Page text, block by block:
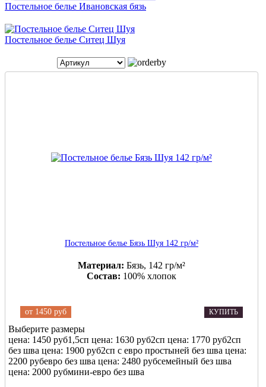
Постельное белье Ивановская бязь
Постельное белье Ситец Шуя
Постельное белье Бязь Шуя 142 гр/м²
Материал: Бязь, 142 гр/м²
Состав: 100% хлопок
от 1450 руб КУПИТЬ
Выберите размеры
цена: 1450 руб1,5сп цена: 1630 руб2сп цена: 1770 руб2сп
без шва цена: 1900 руб2сп с евро простыней без шва цена:
2200 рубевро без шва цена: 2480 рубсемейный без шва
цена: 2000 рубмини-евро без шва